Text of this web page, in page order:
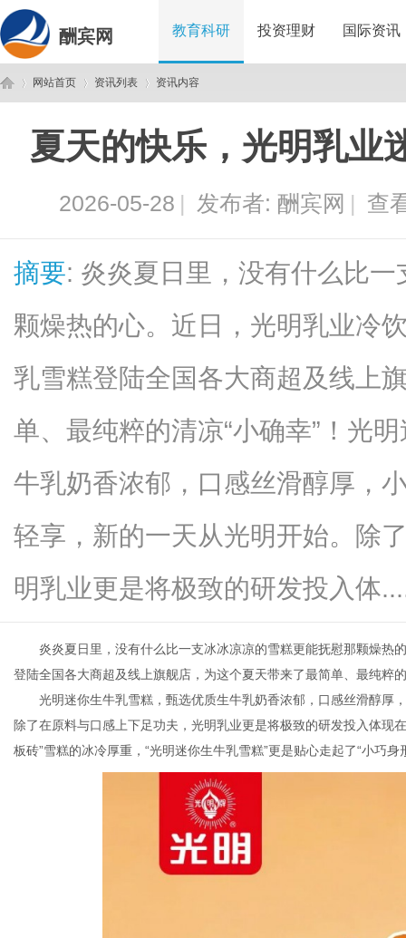
酬宾网 教育科研 投资理财 国际资讯
网站首页
›
资讯列表
›
资讯内容
夏天的快乐，光明乳业
2026-05-28 | 发布者: 酬宾网 | 查
摘要: 炎炎夏日里，没有什么比
颗燥热的心。近日，光明乳业
乳雪糕登陆全国各大商超及线上
单、最纯粹的清凉“小确幸”！光
牛乳奶香浓郁，口感丝滑醇厚，
轻享，新的一天从光明开始。除
明乳业更是将极致的研发投入体
炎炎夏日里，没有什么比一支冰冰凉凉的雪糕更能抚慰那颗燥
登陆全国各大商超及线上旗舰店，为这个夏天带来了最简单、最纯粹
光明迷你生牛乳雪糕，甄选优质生牛乳奶香浓郁，口感丝滑醇厚
除了在原料与口感上下足功夫，光明乳业更是将极致的研发投入体现
板砖”雪糕的冰冷厚重，“光明迷你生牛乳雪糕”更是贴心走起了“小巧身